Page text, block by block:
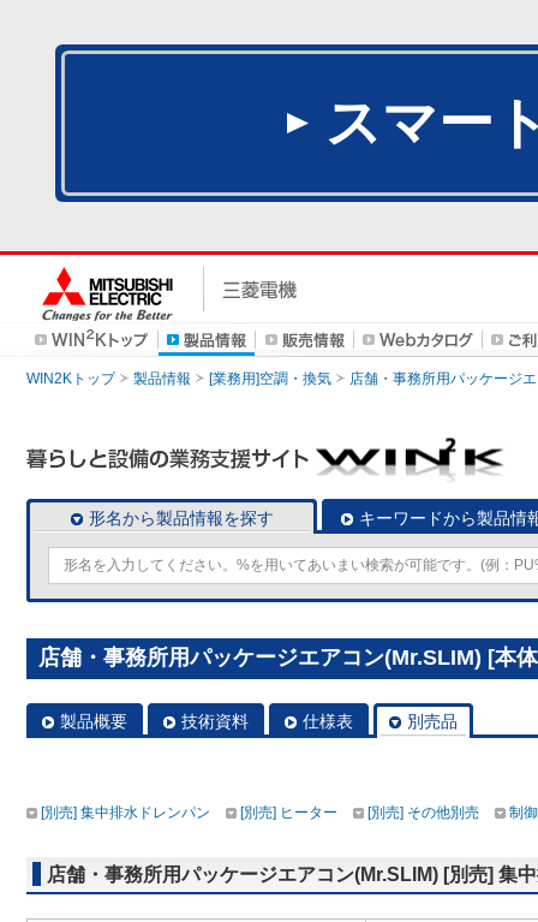
スマー
WIN2Kトップ 製品情報 [業務用]空調・換気 店舗・事務所用パッケージ
形名から製品情報を探す キーワードから製品情
店舗・事務所用パッケージエアコン(Mr.SLIM) [本
製品概要 技術資料 仕様表 別売品
[別売] 集中排水ドレンパン [別売] ヒーター [別売] その他別売 制
店舗・事務所用パッケージエアコン(Mr.SLIM) [別売] 集